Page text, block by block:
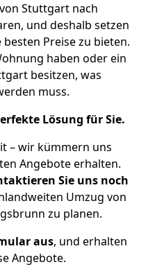
Stuttgart nach
und deshalb setzen
Preise zu bieten.
haben oder ein
besitzen, was
muss.
Lösung für Sie.
– wir kümmern uns
Angebote erhalten.
Sie uns noch
Umzug von
zu planen.
aus, und erhalten
Angebote.